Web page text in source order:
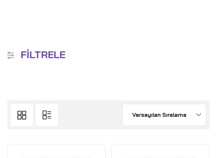
FILTRELE
Varsayılan Sıralama